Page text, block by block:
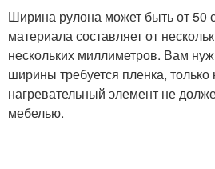
Ширина рулона может быть от 50
материала составляет от
нескольких миллиметров. Вам
ширины требуется пленка, только
нагревательный элемент не
мебелью.